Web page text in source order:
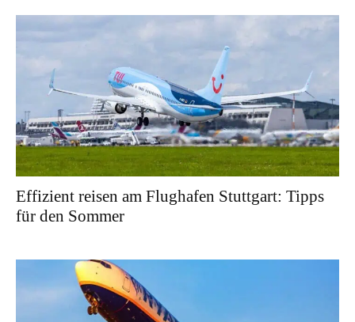
Effizient reisen am Flughafen Stuttgart: Tipps
für den Sommer